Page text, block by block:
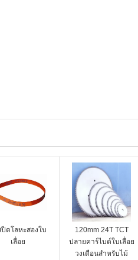
ปีดโลหะสองใบ
เลื่อย
120mm 24T TCT
ปลายคาร์ไบด์ใบเลื่อย
วงเดือนสำหรับไม้